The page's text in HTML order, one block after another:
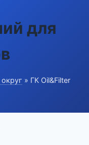
для
» ГК Oil&Filter